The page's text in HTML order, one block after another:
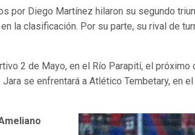
por Diego Martínez hilaron su segundo
la clasificación. Por su parte, su rival de
2 de Mayo, en el Río Parapití, el próximo
se enfrentará a Atlético Tembetary, en